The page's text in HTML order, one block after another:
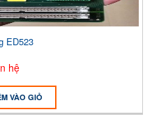
ED523
hệ
VÀO GIỎ